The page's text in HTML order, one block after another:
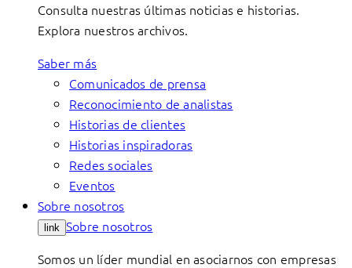
Consulta nuestras últimas noticias e historias.
Explora nuestros archivos.
Saber más
Comunicados de prensa
Reconocimiento de analistas
Historias de clientes
Historias inspiradoras
Redes sociales
Eventos
Sobre nosotros
link Sobre nosotros
Somos un líder mundial en asociarnos con empresas